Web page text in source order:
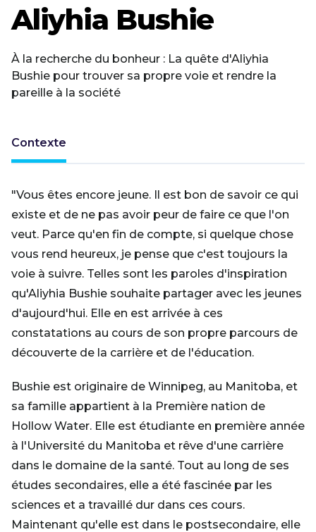
Aliyhia Bushie
À la recherche du bonheur : La quête d'Aliyhia
Bushie pour trouver sa propre voie et rendre la
pareille à la société
Contexte
"Vous êtes encore jeune. Il est bon de savoir ce qui
existe et de ne pas avoir peur de faire ce que l'on
veut. Parce qu'en fin de compte, si quelque chose
vous rend heureux, je pense que c'est toujours la
voie à suivre. Telles sont les paroles d'inspiration
qu'Aliyhia Bushie souhaite partager avec les jeunes
d'aujourd'hui. Elle en est arrivée à ces
constatations au cours de son propre parcours de
découverte de la carrière et de l'éducation.
Bushie est originaire de Winnipeg, au Manitoba, et
sa famille appartient à la Première nation de
Hollow Water. Elle est étudiante en première année
à l'Université du Manitoba et rêve d'une carrière
dans le domaine de la santé. Tout au long de ses
études secondaires, elle a été fascinée par les
sciences et a travaillé dur dans ces cours.
Maintenant qu'elle est dans le postsecondaire, elle